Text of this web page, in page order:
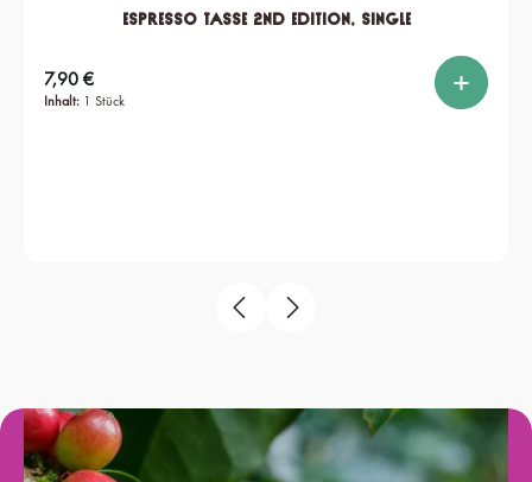
Espresso Tasse 2nd edition, single
Inhalt: 1 Stück
Regulärer Preis:
7,90 €